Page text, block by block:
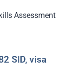
Assessment
SID, visa